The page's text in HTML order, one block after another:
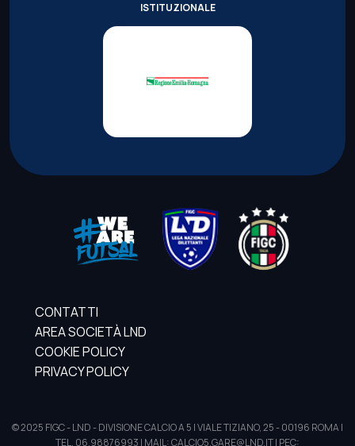
ISTITUZIONALE
CONTATTI
AREA SOCIETÀ LND
COOKIE POLICY
PRIVACY POLICY
© 2025 FIGC - LND - DIVISIONE CALCIO A 5 | VIALE TIZIANO, 25 - 00196 ROMA |
TEL. 06.98876993 | MAIL: CALCIO5.GARE@LND.IT | PEC: